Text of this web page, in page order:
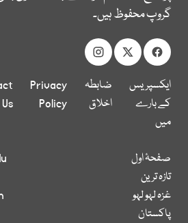
گروپ محفوظ ہیں۔
ایکسپریس
کے بارے
میں
ضابطہ
اخلاق
Privacy
Policy
Us
صفحۂ اول
تازہ ترین
غزہ لہو لہو
پاکستان